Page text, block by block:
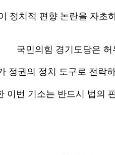
정치적 편향 논란을 자
국민의힘 경기도당은
정권의 정치 도구로 전락
이번 기소는 반드시 법의